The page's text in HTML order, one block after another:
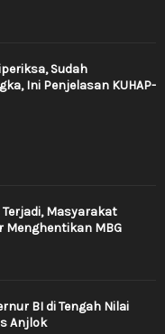
Sudah
Ini Penjelasan KUHAP-
Masyarakat
Menghentikan MBG
BI di Tengah Nilai
Anjlok